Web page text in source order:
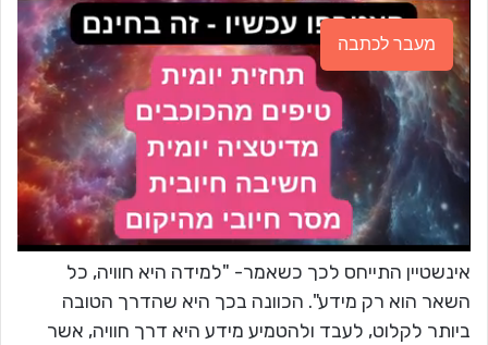
מעבר לכתבה
אינשטיין התייחס לכך כשאמר- "למידה היא חוויה, כל
השאר הוא רק מידע". הכוונה בכך היא שהדרך הטובה
ביותר לקלוט, לעבד ולהטמיע מידע היא דרך חוויה, אשר